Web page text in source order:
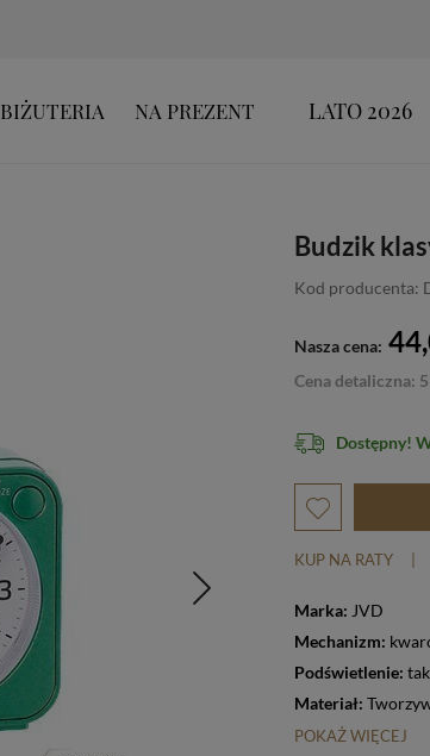
BIŻUTERIA NA PREZENT LATO 2026
Budzik
Kod producenta:
Nasza cena:
Cena detaliczna:
Dostępny!
KUP NA RATY
Marka: JVD
Mechanizm:
Podświetlenie: tak
Materiał:
POKAŻ WIĘCEJ